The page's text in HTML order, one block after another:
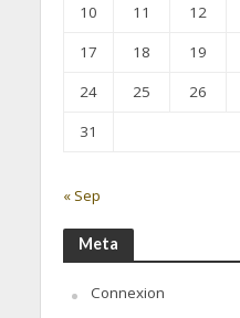
10
11 12
17
18 19
24
25 26
31
« Sep
Meta
Connexion